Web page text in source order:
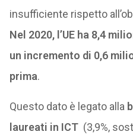
insufficiente rispetto
Nel 2020, l’UE ha 8,4
un incremento di 0,6
prima.
Questo dato è legato alla
laureati in ICT(3,9%,